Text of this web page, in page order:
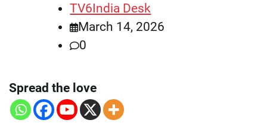
TV6India Desk
March 14, 2026
0
Spread the love